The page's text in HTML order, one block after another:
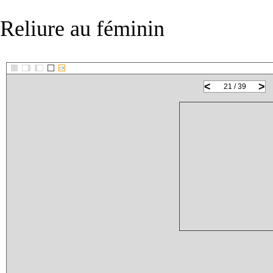
Reliure au féminin
::>
< >
21 / 39